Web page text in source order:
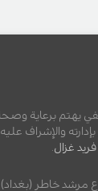
يهتم برعاية
والإشراف
غزال.
مرشد خاطر